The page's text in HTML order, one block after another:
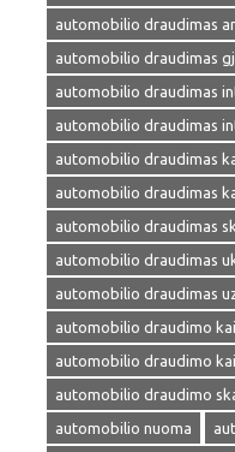
automobilio draudimas
automobilio draudimas
automobilio draudimas
automobilio draudimas
automobilio draudimas
automobilio draudimas
automobilio draudimas
automobilio draudimas
automobilio draudimas
automobilio draudimo
automobilio draudimo
automobilio draudimo
automobilio nuoma